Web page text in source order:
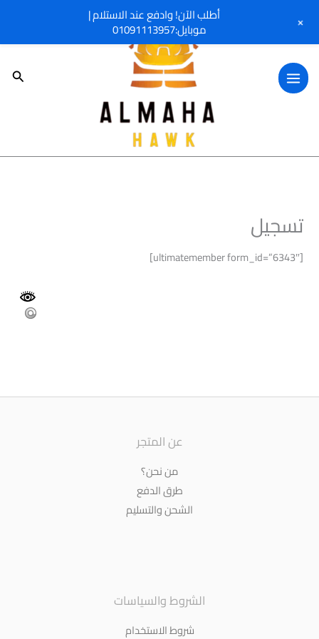
المحتوى
تسجيل
[ultimatemember form_id=”6343″]
عن المتجر
من نحن؟
طرق الدفع
الشحن والتسليم
الشروط والسياسات
شروط الاستخدام
أطلب الآن! وادفع عند الاستلام |
موبايل:01091113957 +